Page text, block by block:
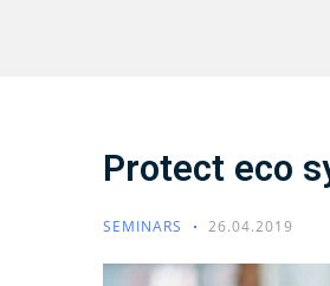
Protect eco
SEMINARS 26.04.2019